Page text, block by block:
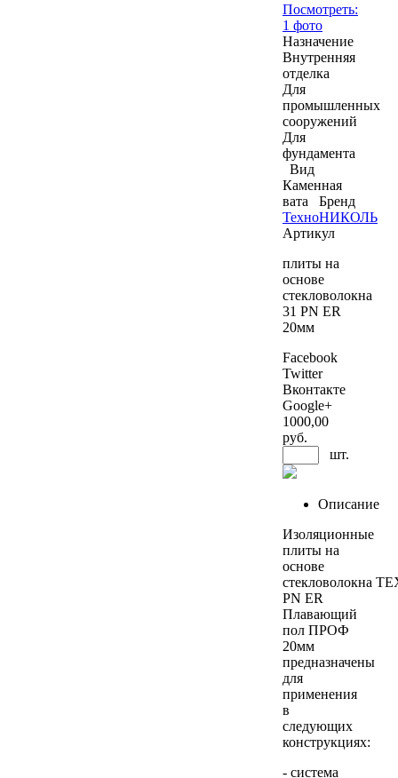
Посмотреть:
1 фото
Назначение
Внутренняя
отделка
Для
промышленных
сооружений
Для
фундамента
Вид
Каменная
вата
Бренд
ТехноНИКОЛЬ
Артикул
плиты на
основе
стекловолокна
31 PN ER
20мм
Facebook
Twitter
Вконтакте
Google+
1000,00
руб.
шт.
Описание
Изоляционные
плиты на
основе
стекловолокна
PN ER
Плавающий
пол ПРОФ
20мм
предназначены
для
применения
в
следующих
конструкциях:
- система